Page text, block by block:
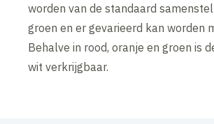
worden van de standaard
groen en er gevarieerd kan worden
Behalve in rood, oranje en groen is
wit verkrijgbaar.